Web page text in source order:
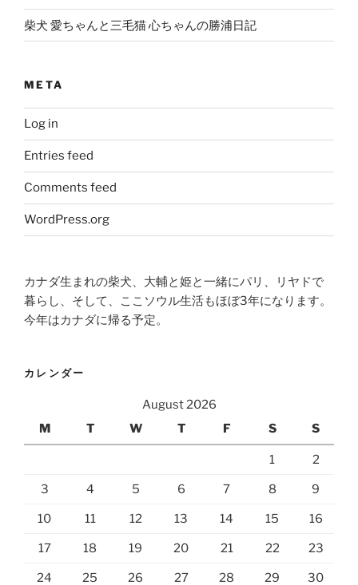
柴犬 愛ちゃんと三毛猫 心ちゃんの勝浦日記
META
Log in
Entries feed
Comments feed
WordPress.org
カナダ生まれの柴犬、大輔と姫と一緒にパリ、リヤドで
暮らし、そして、ここソウル生活もほぼ3年になります。
今年はカナダに帰る予定。
カレンダー
August 2026
M
T W T F S S
1 2
3 4 5 6 7 8 9
10 11 12 13 14 15 16
17 18 19 20 21 22 23
24 25 26 27 28 29 30